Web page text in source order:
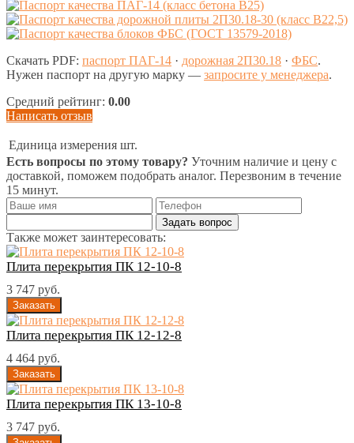
Скачать PDF: паспорт ПАГ-14 · дорожная 2П30.18 · ФБС.
Нужен паспорт на другую марку — запросите у менеджера.
Средний рейтинг: 0.00
Написать отзыв
Единица измерения шт.
Есть вопросы по этому товару? Уточним наличие и цену с
доставкой, поможем подобрать аналог. Перезвоним в течение
15 минут.
Задать вопрос
Также может заинтересовать:
Плита перекрытия ПК 12-10-8
3 747 руб.
Плита перекрытия ПК 12-12-8
4 464 руб.
Плита перекрытия ПК 13-10-8
3 747 руб.